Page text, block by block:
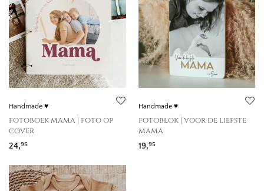
Handmade ♥
fotoboek mama | foto op
cover
24,95
Handmade ♥
fotoblok | voor de liefste
mama
19,95